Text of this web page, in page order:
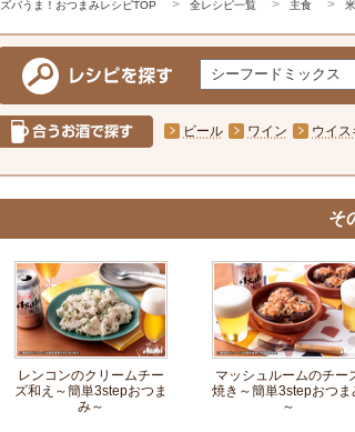
ズバうま！おつまみレシピTOP
全レシピ一覧 主食
ビール ワイン
ウイス
そ
レンコンのクリームチー
ズ和え～簡単3stepおつま
み～
マッシュルームのチー
焼き～簡単3stepおつま
～